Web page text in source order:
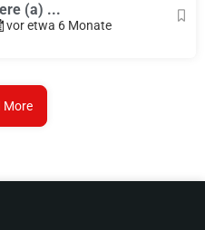
(a) ...
vor etwa 6 Monate
More